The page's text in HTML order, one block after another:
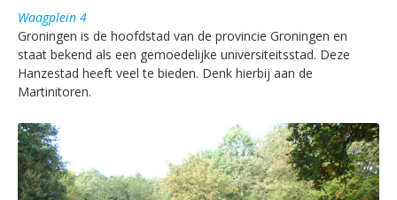
Waagplein 4
Groningen is de hoofdstad van de provincie Groningen en
staat bekend als een gemoedelijke universiteitsstad. Deze
Hanzestad heeft veel te bieden. Denk hierbij aan de
Martinitoren.